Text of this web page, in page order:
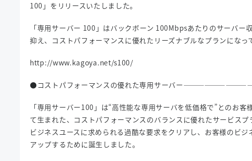
100」をリリースいたしました。
「専用サーバー 100」はバックボーン 100Mbpsあたりのサーバー
抑え、コストパフォーマンスに優れたリーズナブルなプランになっ
http://www.kagoya.net/s100/
●コストパフォーマンスの優れた専用サーバー
「専用サーバー100」は“高性能な専用サーバを低価格で”とのお客
て生まれた、コストパフォーマンスのバランスに優れたサービスプ
ビジネスユースに求められる過酷な要求をクリアし、お客様のビジ
アップするために誕生しました。